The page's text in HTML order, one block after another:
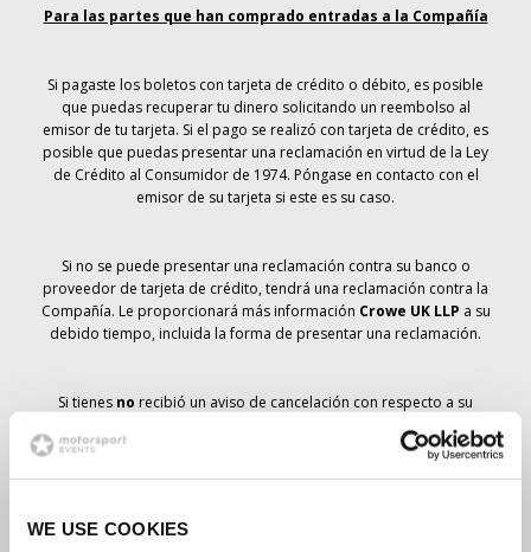
WE USE COOKIES
Para las partes que han comprado entradas a la Compañía
Si pagaste los boletos con tarjeta de crédito o débito, es posible
que puedas recuperar tu dinero solicitando un reembolso al
emisor de tu tarjeta. Si el pago se realizó con tarjeta de crédito, es
posible que puedas presentar una reclamación en virtud de la Ley
de Crédito al Consumidor de 1974. Póngase en contacto con el
emisor de su tarjeta si este es su caso.
Si no se puede presentar una reclamación contra su banco o
proveedor de tarjeta de crédito, tendrá una reclamación contra la
Compañía. Le proporcionará más información Crowe UK LLP a su
debido tiempo, incluida la forma de presentar una reclamación.
Si tienes no recibió un aviso de cancelación con respecto a su
pedido de entradas, su reserva no se ha cancelado y se prevé que
recibirá las entradas que ha pedido a su debido tiempo. La